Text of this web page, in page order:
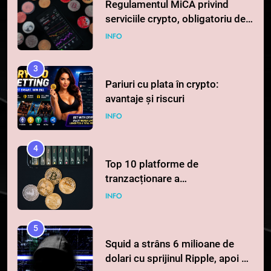
Regulamentul MiCA privind
serviciile crypto, obligatoriu de
la 1 iulie în România
INFO
3
Pariuri cu plata în crypto:
avantaje și riscuri
INFO
4
Top 10 platforme de
tranzacționare a
criptomonedelor în 2026
INFO
5
Squid a strâns 6 milioane de
dolari cu sprijinul Ripple, apoi a